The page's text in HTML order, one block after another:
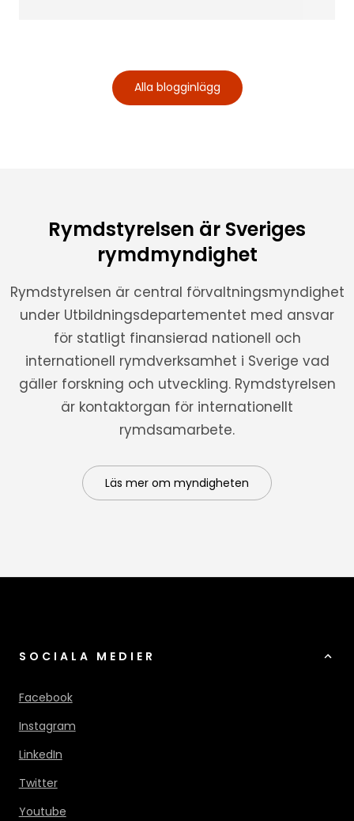
Alla blogginlägg
Rymdstyrelsen är Sveriges
rymdmyndighet
Rymdstyrelsen är central förvaltningsmyndighet
under Utbildningsdepartementet med ansvar
för statligt finansierad nationell och
internationell rymdverksamhet i Sverige vad
gäller forskning och utveckling. Rymdstyrelsen
är kontaktorgan för internationellt
rymdsamarbete.
Läs mer om myndigheten
SOCIALA MEDIER
Facebook
Instagram
LinkedIn
Twitter
Youtube